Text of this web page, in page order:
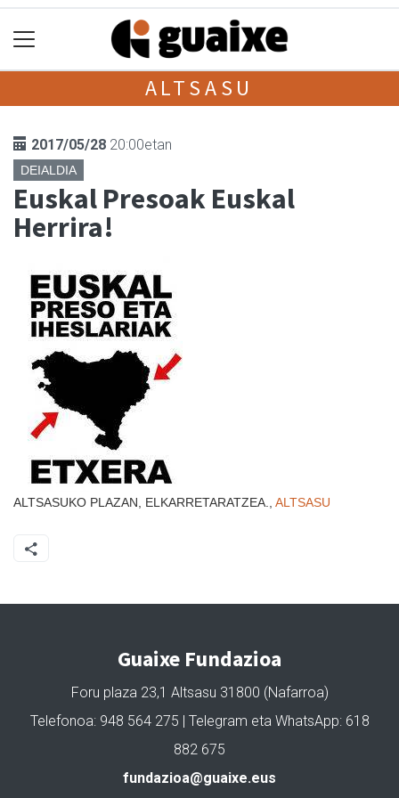
ALTSASU
2017/05/28 20:00etan
DEIALDIA
Euskal Presoak Euskal
Herrira!
ALTSASUKO PLAZAN, ELKARRETARATZEA., ALTSASU
Guaixe Fundazioa
Foru plaza 23,1 Altsasu 31800 (Nafarroa)
Telefonoa: 948 564 275 | Telegram eta WhatsApp: 618
882 675
fundazioa@guaixe.eus